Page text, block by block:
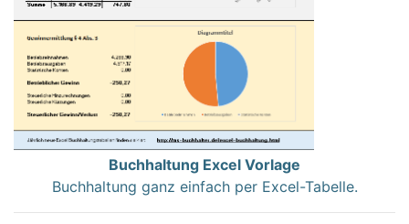
Buchhaltung Excel Vorlage
Buchhaltung ganz einfach per Excel-Tabelle.